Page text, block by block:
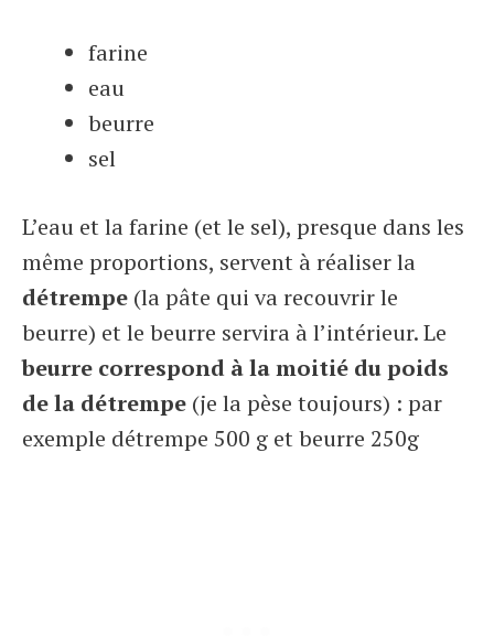
farine
eau
beurre
sel
L’eau et la farine (et le sel), presque dans les
même proportions, servent à réaliser la
détrempe (la pâte qui va recouvrir le
beurre) et le beurre servira à l’intérieur. Le
beurre correspond à la moitié du poids
de la détrempe (je la pèse toujours) : par
exemple détrempe 500 g et beurre 250g